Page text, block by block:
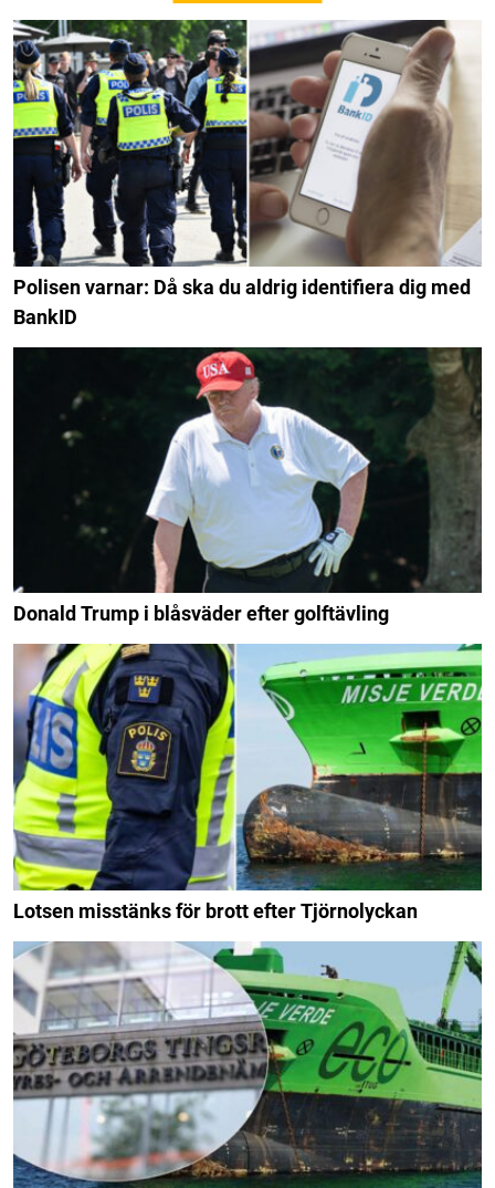
Polisen varnar: Då ska du aldrig identifiera dig med
BankID
Donald Trump i blåsväder efter golftävling
Lotsen misstänks för brott efter Tjörnolyckan